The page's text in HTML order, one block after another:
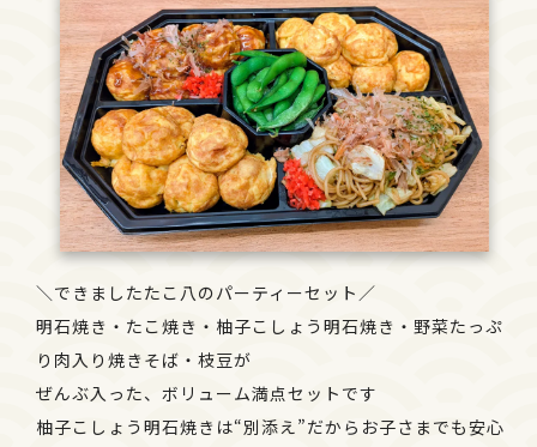
＼できましたたこ八のパーティーセット／
明石焼き・たこ焼き・柚子こしょう明石焼き・野菜たっぷ
り肉入り焼きそば・枝豆が
ぜんぶ入った、ボリューム満点セットです
柚子こしょう明石焼きは“別添え”だからお子さまでも安心